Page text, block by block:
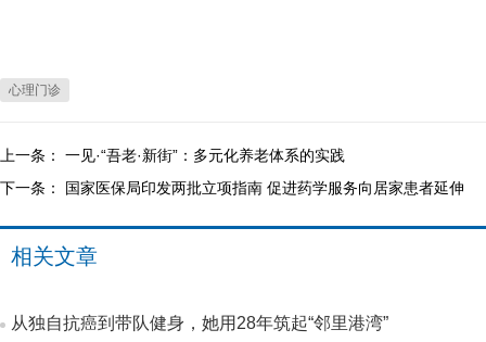
心理门诊
上一条： 一见·“吾老·新街”：多元化养老体系的实践
下一条： 国家医保局印发两批立项指南 促进药学服务向居家患者延伸
相关文章
从独自抗癌到带队健身，她用28年筑起“邻里港湾”